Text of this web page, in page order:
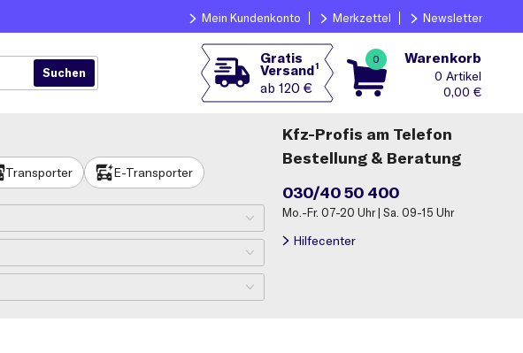
Mein Kundenkonto Merkzettel Newsletter
Gratis
Versand1
ab 120 €
0 Warenkorb
0
0,00 €
Transporter E-Transporter
Kfz-Profis am Telefon
Bestellung & Beratung
030/40 50 400
Mo.-Fr. 07-20 Uhr | Sa. 09-15 Uhr
Hilfecenter